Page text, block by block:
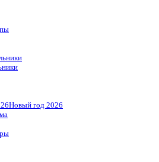
Новый год 2026